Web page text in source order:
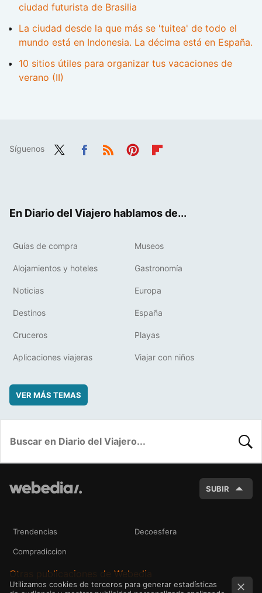
ciudad futurista de Brasilia
La ciudad desde la que más se 'tuitea' de todo el
mundo está en Indonesia. La décima está en España.
10 sitios útiles para organizar tus vacaciones de
verano (II)
Síguenos
En Diario del Viajero hablamos de...
Guías de compra Museos
Alojamientos y hoteles Gastronomía
Noticias Europa
Destinos España
Cruceros Playas
Aplicaciones viajeras Viajar con niños
VER MÁS TEMAS
SUBIR
Trendencias Decoesfera
Compradiccion
Otras publicaciones de Webedia
Utilizamos cookies de terceros para generar estadísticas